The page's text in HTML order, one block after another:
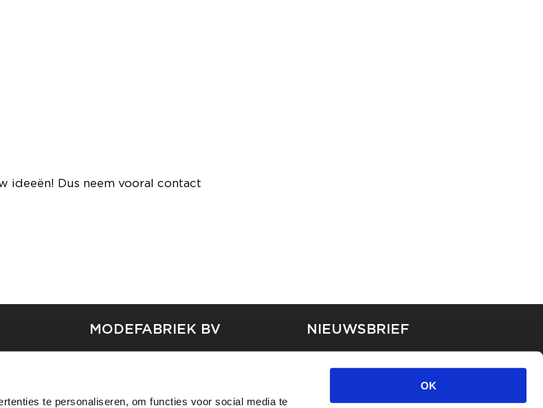
te personaliseren, om functies voor social media te
OK
ideeën! Dus neem vooral contact
MODEFABRIEK BV NIEUWSBRIEF
laatste nieuws via de